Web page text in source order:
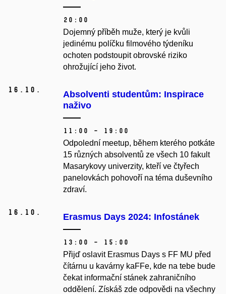
20:00
Dojemný příběh muže, který je kvůli
jedinému políčku filmového týdeníku
ochoten podstoupit obrovské riziko
ohrožující jeho život.
16. 10.
Absolventi studentům: Inspirace
naživo
11:00 – 19:00
Odpolední meetup, během kterého potkáte
15 různých absolventů ze všech 10 fakult
Masarykovy univerzity, kteří ve čtyřech
panelovkách pohovoří na téma duševního
zdraví.
16. 10. Erasmus Days 2024: Infostánek
13:00 – 15:00
Přijď oslavit Erasmus Days s FF MU před
čítárnu u kavárny kaFFe, kde na tebe bude
čekat informační stánek zahraničního
oddělení. Získáš zde odpovědi na všechny